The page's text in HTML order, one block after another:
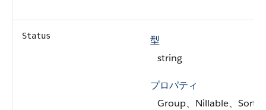
Status
型
string
プロパティ
Group、Nillable、Sort